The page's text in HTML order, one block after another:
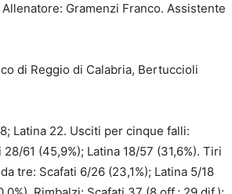
Gramenzi Franco. Assistente
di Reggio di Calabria, Bertuccioli
Latina 22. Usciti per cinque falli:
61 (45,9%); Latina 18/57 (31,6%). Tiri
tre: Scafati 6/26 (23,1%); Latina 5/18